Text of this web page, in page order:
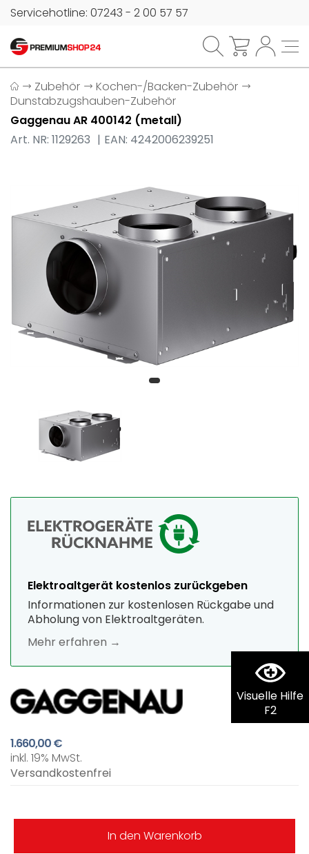
Visuelle Hilfe
F2
Servicehotline: 07243 - 2 00 57 57
Zubehör
Kochen-/Backen-Zubehör
Dunstabzugshauben-Zubehör
Gaggenau AR 400142 (metall)
Art. NR: 1129263
EAN: 4242006239251
Elektroaltgerät kostenlos zurückgeben
Informationen zur kostenlosen Rückgabe und
Abholung von Elektroaltgeräten.
Mehr erfahren →
1.660,00 €
inkl. 19% MwSt.
Versandkostenfrei
In den Warenkorb